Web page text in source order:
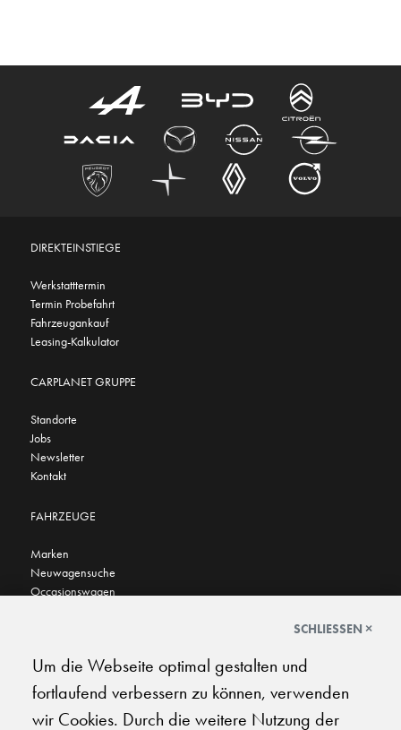
DIREKTEINSTIEGE
Werkstatttermin
Termin Probefahrt
Fahrzeugankauf
Leasing-Kalkulator
CARPLANET GRUPPE
Standorte
Jobs
Newsletter
Kontakt
FAHRZEUGE
Marken
Neuwagensuche
Occasionswagen
SCHLIESSEN ×
Um die Webseite optimal gestalten und
fortlaufend verbessern zu können, verwenden
wir Cookies. Durch die weitere Nutzung der